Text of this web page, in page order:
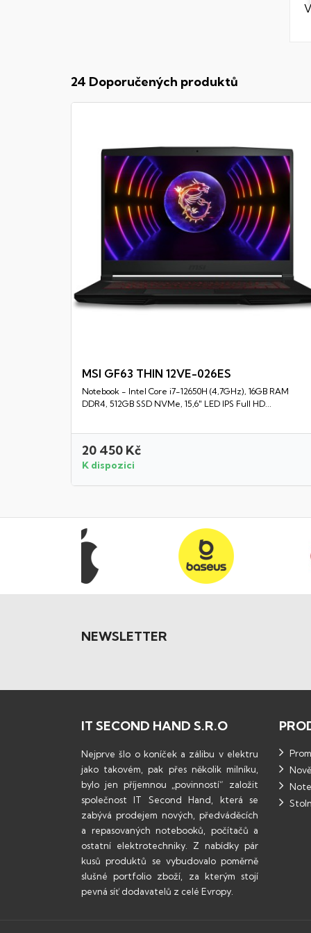
24 Doporučených produktů
Rychlý náhled
MSI GF63 THIN 12VE-026ES
Notebook - Intel Core i7-12650H (4,7GHz), 16GB RAM
DDR4, 512GB SSD NVMe, 15,6" LED IPS Full HD...
20 450 Kč
K dispozici
NEWSLETTER
IT SECOND HAND S.R.O
Nejprve šlo o koníček a zálibu v elektru
jako takovém, pak přes několik milníku,
bylo jen příjemnou „povinností“ založit
společnost IT Second Hand, která se
zabývá prodejem nových, předváděcích
a repasovaných notebooků, počítačů a
ostatní elektrotechniky. Z nabídky pár
kusů produktů se vybudovalo poměrně
slušné portfolio zboží, za kterým stojí
pevná síť dodavatelů z celé Evropy.